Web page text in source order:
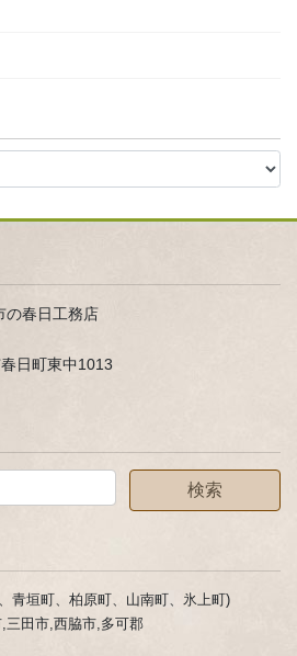
春日工務店
日町東中1013
青垣町、柏原町、山南町、氷上町)
三田市,西脇市,多可郡